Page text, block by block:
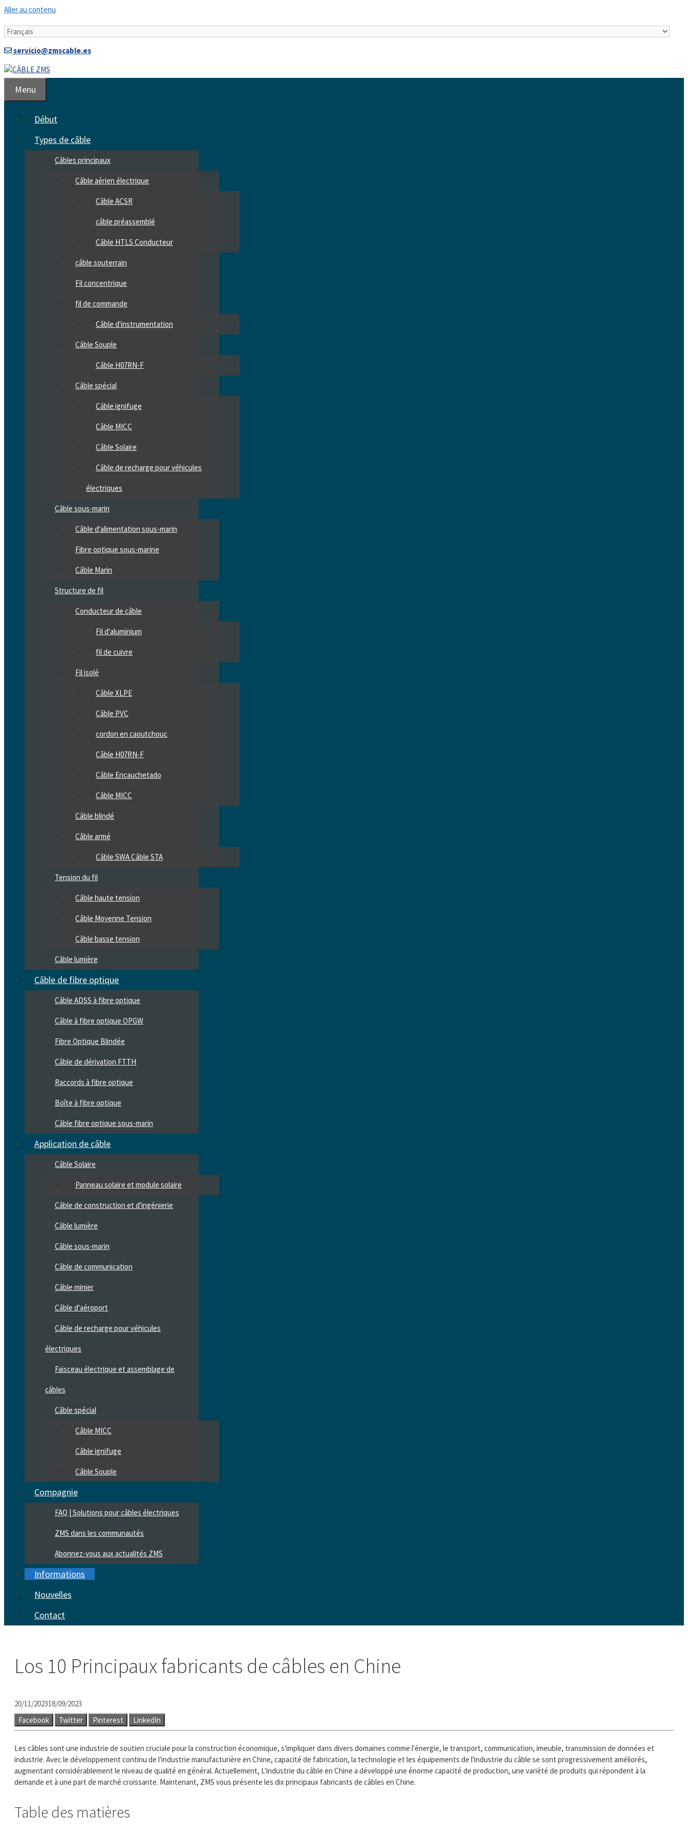
Aller au contenu
servicio@zmscable.es
Menu
Début
Types de câble
Câbles principaux
Câble aérien électrique
Câble ACSR
câble préassemblé
Câble HTLS Conducteur
câble souterrain
Fil concentrique
fil de commande
Câble d'instrumentation
Câble Souple
Câble H07RN-F
Câble spécial
Câble ignifuge
Câble MICC
Câble Solaire
Câble de recharge pour véhicules
électriques
Câble sous-marin
Câble d'alimentation sous-marin
Fibre optique sous-marine
Câble Marin
Structure de fil
Conducteur de câble
Fil d'aluminium
fil de cuivre
Fil isolé
Câble XLPE
Câble PVC
cordon en caoutchouc
Câble H07RN-F
Câble Encauchetado
Câble MICC
Câble blindé
Câble armé
Câble SWA Câble STA
Tension du fil
Câble haute tension
Câble Moyenne Tension
Câble basse tension
Câble lumière
Câble de fibre optique
Câble ADSS à fibre optique
Câble à fibre optique OPGW
Fibre Optique Blindée
Câble de dérivation FTTH
Raccords à fibre optique
Boîte à fibre optique
Câble fibre optique sous-marin
Application de câble
Câble Solaire
Panneau solaire et module solaire
Câble de construction et d'ingénierie
Câble lumière
Câble sous-marin
Câble de communication
Câble minier
Câble d'aéroport
Câble de recharge pour véhicules
électriques
Faisceau électrique et assemblage de
câbles
Câble spécial
Câble MICC
Câble ignifuge
Câble Souple
Compagnie
FAQ | Solutions pour câbles électriques
ZMS dans les communautés
Abonnez-vous aux actualités ZMS
Informations
Nouvelles
Contact
Los 10 Principaux fabricants de câbles en Chine
20/11/202318/09/2023
Facebook
Twitter Pinterest LinkedIn
Les câbles sont une industrie de soutien cruciale pour la construction économique, s'impliquer dans divers domaines comme l'énergie, le transport, communication, imeuble, transmission de données et
industrie. Avec le développement continu de l'industrie manufacturière en Chine, capacité de fabrication, la technologie et les équipements de l'industrie du câble se sont progressivement améliorés,
augmentant considérablement le niveau de qualité en général. Actuellement, L'industrie du câble en Chine a développé une énorme capacité de production, une variété de produits qui répondent à la
demande et à une part de marché croissante. Maintenant, ZMS vous présente les dix principaux fabricants de câbles en Chine.
Table des matières